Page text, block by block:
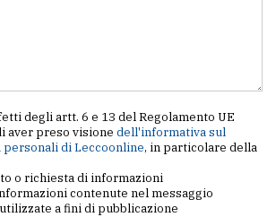
degli artt. 6 e 13 del Regolamento UE
aver preso visione dell'informativa sul
di Leccoonline, in particolare della
o richiesta di informazioni
contenute nel messaggio
a fini di pubblicazione